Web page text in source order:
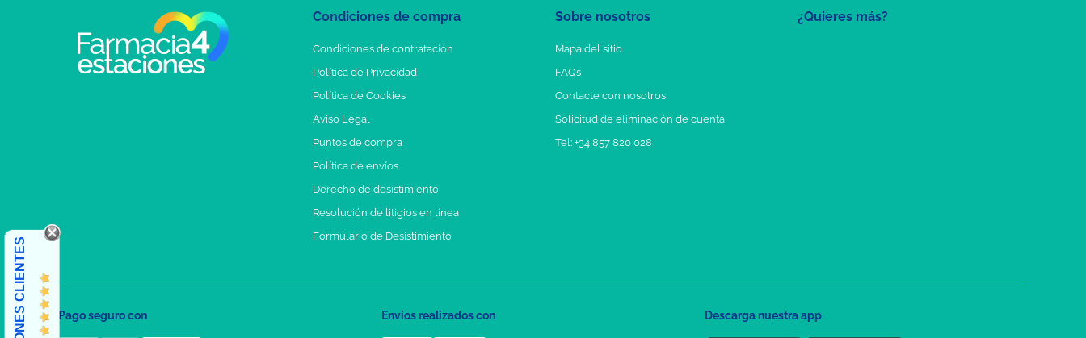
¿Quieres más?
Condiciones de compra
Condiciones de contratación
Política de Privacidad
Política de Cookies
Aviso Legal
Puntos de compra
Política de envíos
Derecho de desistimiento
Resolución de litigios en línea
Formulario de Desistimiento
Sobre nosotros
Mapa del sitio
FAQs
Contacte con nosotros
Solicitud de eliminación de cuenta
Tel: +34 857 820 028
OPINIONES CLIENTES Pago seguro con Envíos realizados con Descarga nuestra app